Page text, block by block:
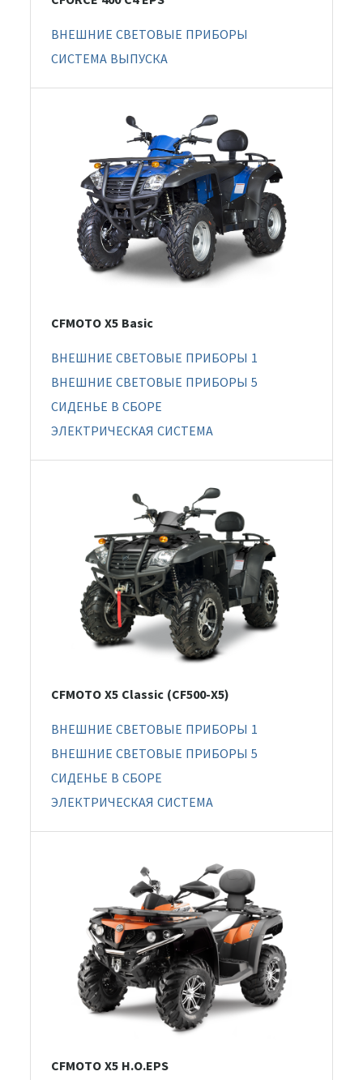
ВНЕШНИЕ СВЕТОВЫЕ ПРИБОРЫ
СИСТЕМА ВЫПУСКА
CFMOTO X5 Basic
ВНЕШНИЕ СВЕТОВЫЕ ПРИБОРЫ 1
ВНЕШНИЕ СВЕТОВЫЕ ПРИБОРЫ 5
СИДЕНЬЕ В СБОРЕ
ЭЛЕКТРИЧЕСКАЯ СИСТЕМА
CFMOTO X5 Classic (CF500-X5)
ВНЕШНИЕ СВЕТОВЫЕ ПРИБОРЫ 1
ВНЕШНИЕ СВЕТОВЫЕ ПРИБОРЫ 5
СИДЕНЬЕ В СБОРЕ
ЭЛЕКТРИЧЕСКАЯ СИСТЕМА
CFMOTO X5 H.O.EPS